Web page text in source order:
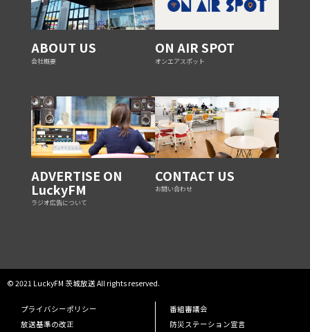
ABOUT US
会社概要
ON AIR SPOT
オンエアスポット
ADVERTISE ON
LuckyFM
ラジオ広告について
CONTACT US
お問い合わせ
© 2021 LuckyFM 茨城放送 All rights reserved.
プライバシーポリシー
番組審議会
放送基準の改正
防災ステーション宣言